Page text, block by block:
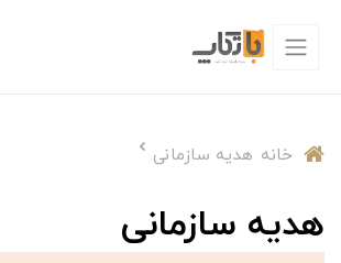
خانه هدیه سازمانی
هدیه سازمانی